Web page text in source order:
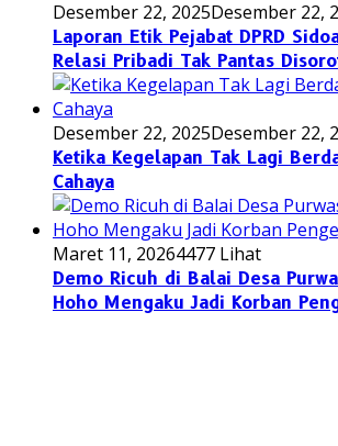
Desember 22, 2025Desember 22,
Laporan Etik Pejabat DPRD
Relasi Pribadi Tak Pantas
Desember 22, 2025Desember 22,
Ketika Kegelapan Tak Lagi
Cahaya
Maret 11, 20264477 Lihat
Demo Ricuh di Balai Desa
Hoho Mengaku Jadi Korban